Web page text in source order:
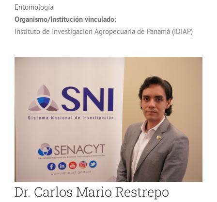
Entomología
Organismo/Institución vinculado:
Instituto de Investigación Agropecuaria de Panamá (IDIAP)
Dr. Carlos Mario Restrepo